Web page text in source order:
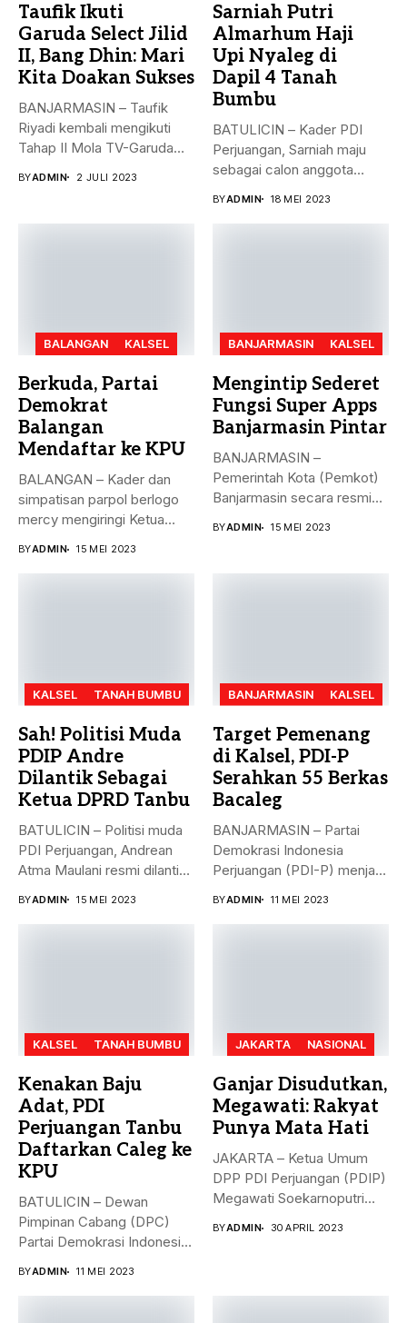
Taufik Ikuti
Garuda Select Jilid
II, Bang Dhin: Mari
Kita Doakan Sukses
BANJARMASIN – Taufik
Riyadi kembali mengikuti
Tahap II Mola TV-Garuda
BYADMIN 2 JULI 2023
Sarniah Putri
Almarhum Haji
Upi Nyaleg di
Dapil 4 Tanah
Bumbu
BATULICIN – Kader PDI
Perjuangan, Sarniah maju
sebagai calon anggota
BYADMIN 18 MEI 2023
BALANGAN KALSEL
Berkuda, Partai
Demokrat
Balangan
Mendaftar ke KPU
BALANGAN – Kader dan
simpatisan parpol berlogo
mercy mengiringi Ketua
BYADMIN 15 MEI 2023
BANJARMASIN KALSEL
Mengintip Sederet
Fungsi Super Apps
Banjarmasin Pintar
BANJARMASIN –
Pemerintah Kota (Pemkot)
Banjarmasin secara resmi
BYADMIN 15 MEI 2023
KALSEL TANAH BUMBU
Sah! Politisi Muda
PDIP Andre
Dilantik Sebagai
Ketua DPRD Tanbu
BATULICIN – Politisi muda
PDI Perjuangan, Andrean
Atma Maulani resmi dilantik
BYADMIN 15 MEI 2023
BANJARMASIN KALSEL
Target Pemenang
di Kalsel, PDI-P
Serahkan 55 Berkas
Bacaleg
BANJARMASIN – Partai
Demokrasi Indonesia
Perjuangan (PDI-P) menjadi
BYADMIN 11 MEI 2023
KALSEL TANAH BUMBU
Kenakan Baju
Adat, PDI
Perjuangan Tanbu
Daftarkan Caleg ke
KPU
BATULICIN – Dewan
Pimpinan Cabang (DPC)
Partai Demokrasi Indonesia
BYADMIN 11 MEI 2023
JAKARTA NASIONAL
Ganjar Disudutkan,
Megawati: Rakyat
Punya Mata Hati
JAKARTA – Ketua Umum
DPP PDI Perjuangan (PDIP)
Megawati Soekarnoputri
BYADMIN 30 APRIL 2023